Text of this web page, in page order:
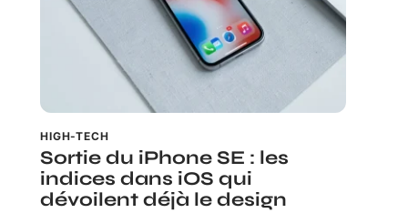
HIGH-TECH
Sortie du iPhone SE : les
indices dans iOS qui
dévoilent déjà le design